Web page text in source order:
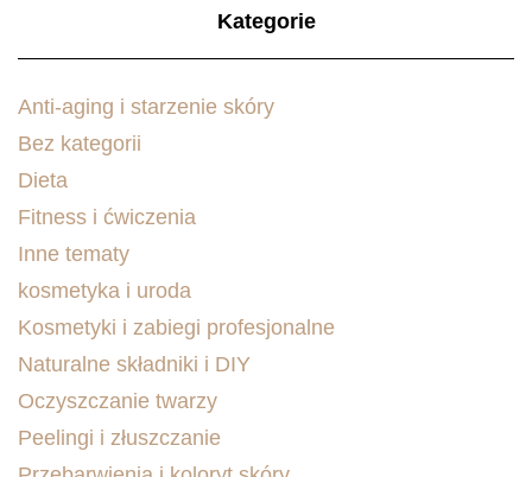
Kategorie
Anti-aging i starzenie skóry
Bez kategorii
Dieta
Fitness i ćwiczenia
Inne tematy
kosmetyka i uroda
Kosmetyki i zabiegi profesjonalne
Naturalne składniki i DIY
Oczyszczanie twarzy
Peelingi i złuszczanie